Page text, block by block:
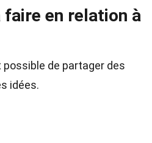
en relation à
de partager des
idées.